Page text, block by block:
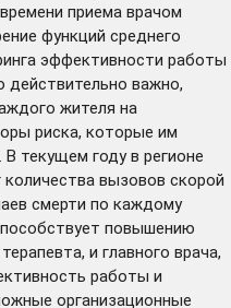
приема врачом
функций среднего
эффективности работы
действительно важно,
жителя на
риска, которые им
текущем году в регионе
вызовов скорой
смерти по каждому
повышению
и главного врача,
работы и
организационные